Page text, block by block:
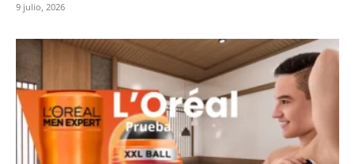
9 julio, 2026